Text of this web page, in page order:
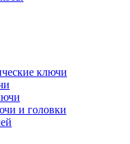
ключи
и головки